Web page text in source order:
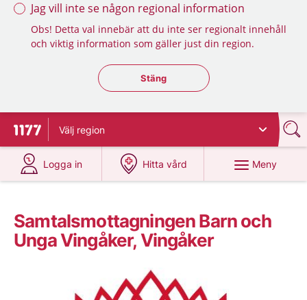
Jag vill inte se någon regional information
Obs! Detta val innebär att du inte ser regionalt innehåll
och viktig information som gäller just din region.
Stäng regionsväljaren
Stäng
Till startsidan för 1177
Välj region
Logga in
på 1177.se
Hitta vård
på 1177.se
Meny
Samtalsmottagningen Barn och
Unga Vingåker, Vingåker